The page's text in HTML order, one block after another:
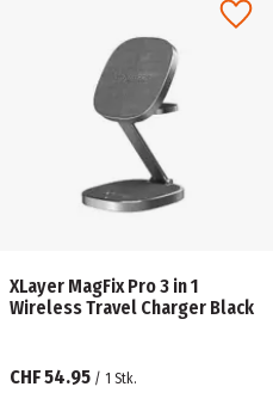
XLayer MagFix Pro 3 in 1
Wireless Travel Charger Black
CHF 54.95 / 1 Stk.